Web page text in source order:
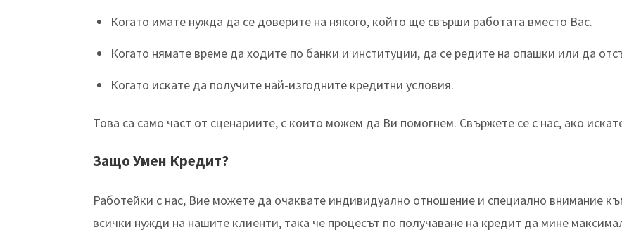
Когато имате нужда да се доверите на някого, който ще свърши работата вместо Вас.
Когато нямате време да ходите по банки и институции, да се редите на опашки или да
Когато искате да получите най-изгодните кредитни условия.
Това са само част от сценариите, с които можем да Ви помогнем. Свържете се с нас, ако
Защо Умен Кредит?
Работейки с нас, Вие можете да очаквате индивидуално отношение и специално внимание
всички нужди на нашите клиенти, така че процесът по получаване на кредит да мине